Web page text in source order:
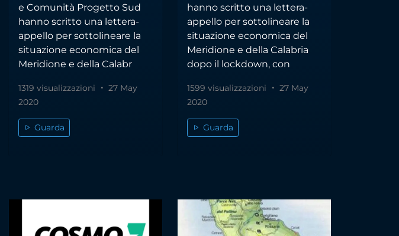
e Comunità Progetto Sud
hanno scritto una lettera-
appello per sottolineare la
situazione economica del
Meridione e della Calabr
1319 visualizzazioni
27 May
2020
Guarda
hanno scritto una lettera-
appello per sottolineare la
situazione economica del
Meridione e della Calabria
dopo il lockdown, con
1599 visualizzazioni
27 May
2020
Guarda